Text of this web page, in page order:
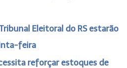
Eleitoral do RS estarão
feira
reforçar estoques de